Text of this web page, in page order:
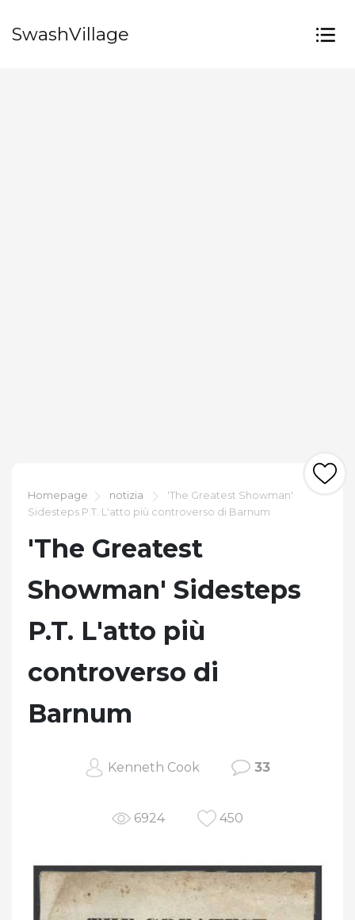
SwashVillage
Homepage notizia
'The Greatest Showman'
Sidesteps P.T. L'atto più controverso di Barnum
'The Greatest
Showman' Sidesteps
P.T. L'atto più
controverso di
Barnum
Kenneth Cook 33
6924 450